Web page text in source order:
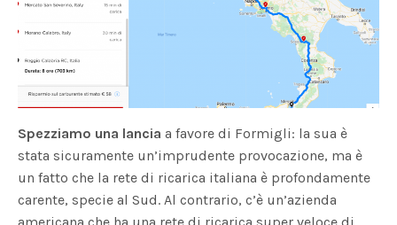
Spezziamo una lancia a favore di Formigli: la sua è
stata sicuramente un’imprudente provocazione, ma è
un fatto che la rete di ricarica italiana è profondamente
carente, specie al Sud. Al contrario, c’è un’azienda